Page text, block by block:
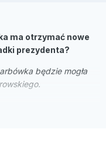
ma otrzymać nowe
prezydenta?
będzie mogła
błędu